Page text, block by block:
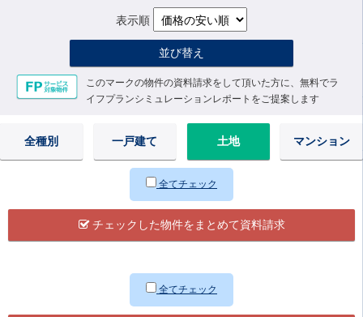
表示順
並び替え
このマークの物件の資料請求をして頂いた方に、無料でラ
イフプランシミュレーションレポートをご提案します
全種別 一戸建て 土地 マンション
全てチェック
チェックした物件をまとめて資料請求
全てチェック